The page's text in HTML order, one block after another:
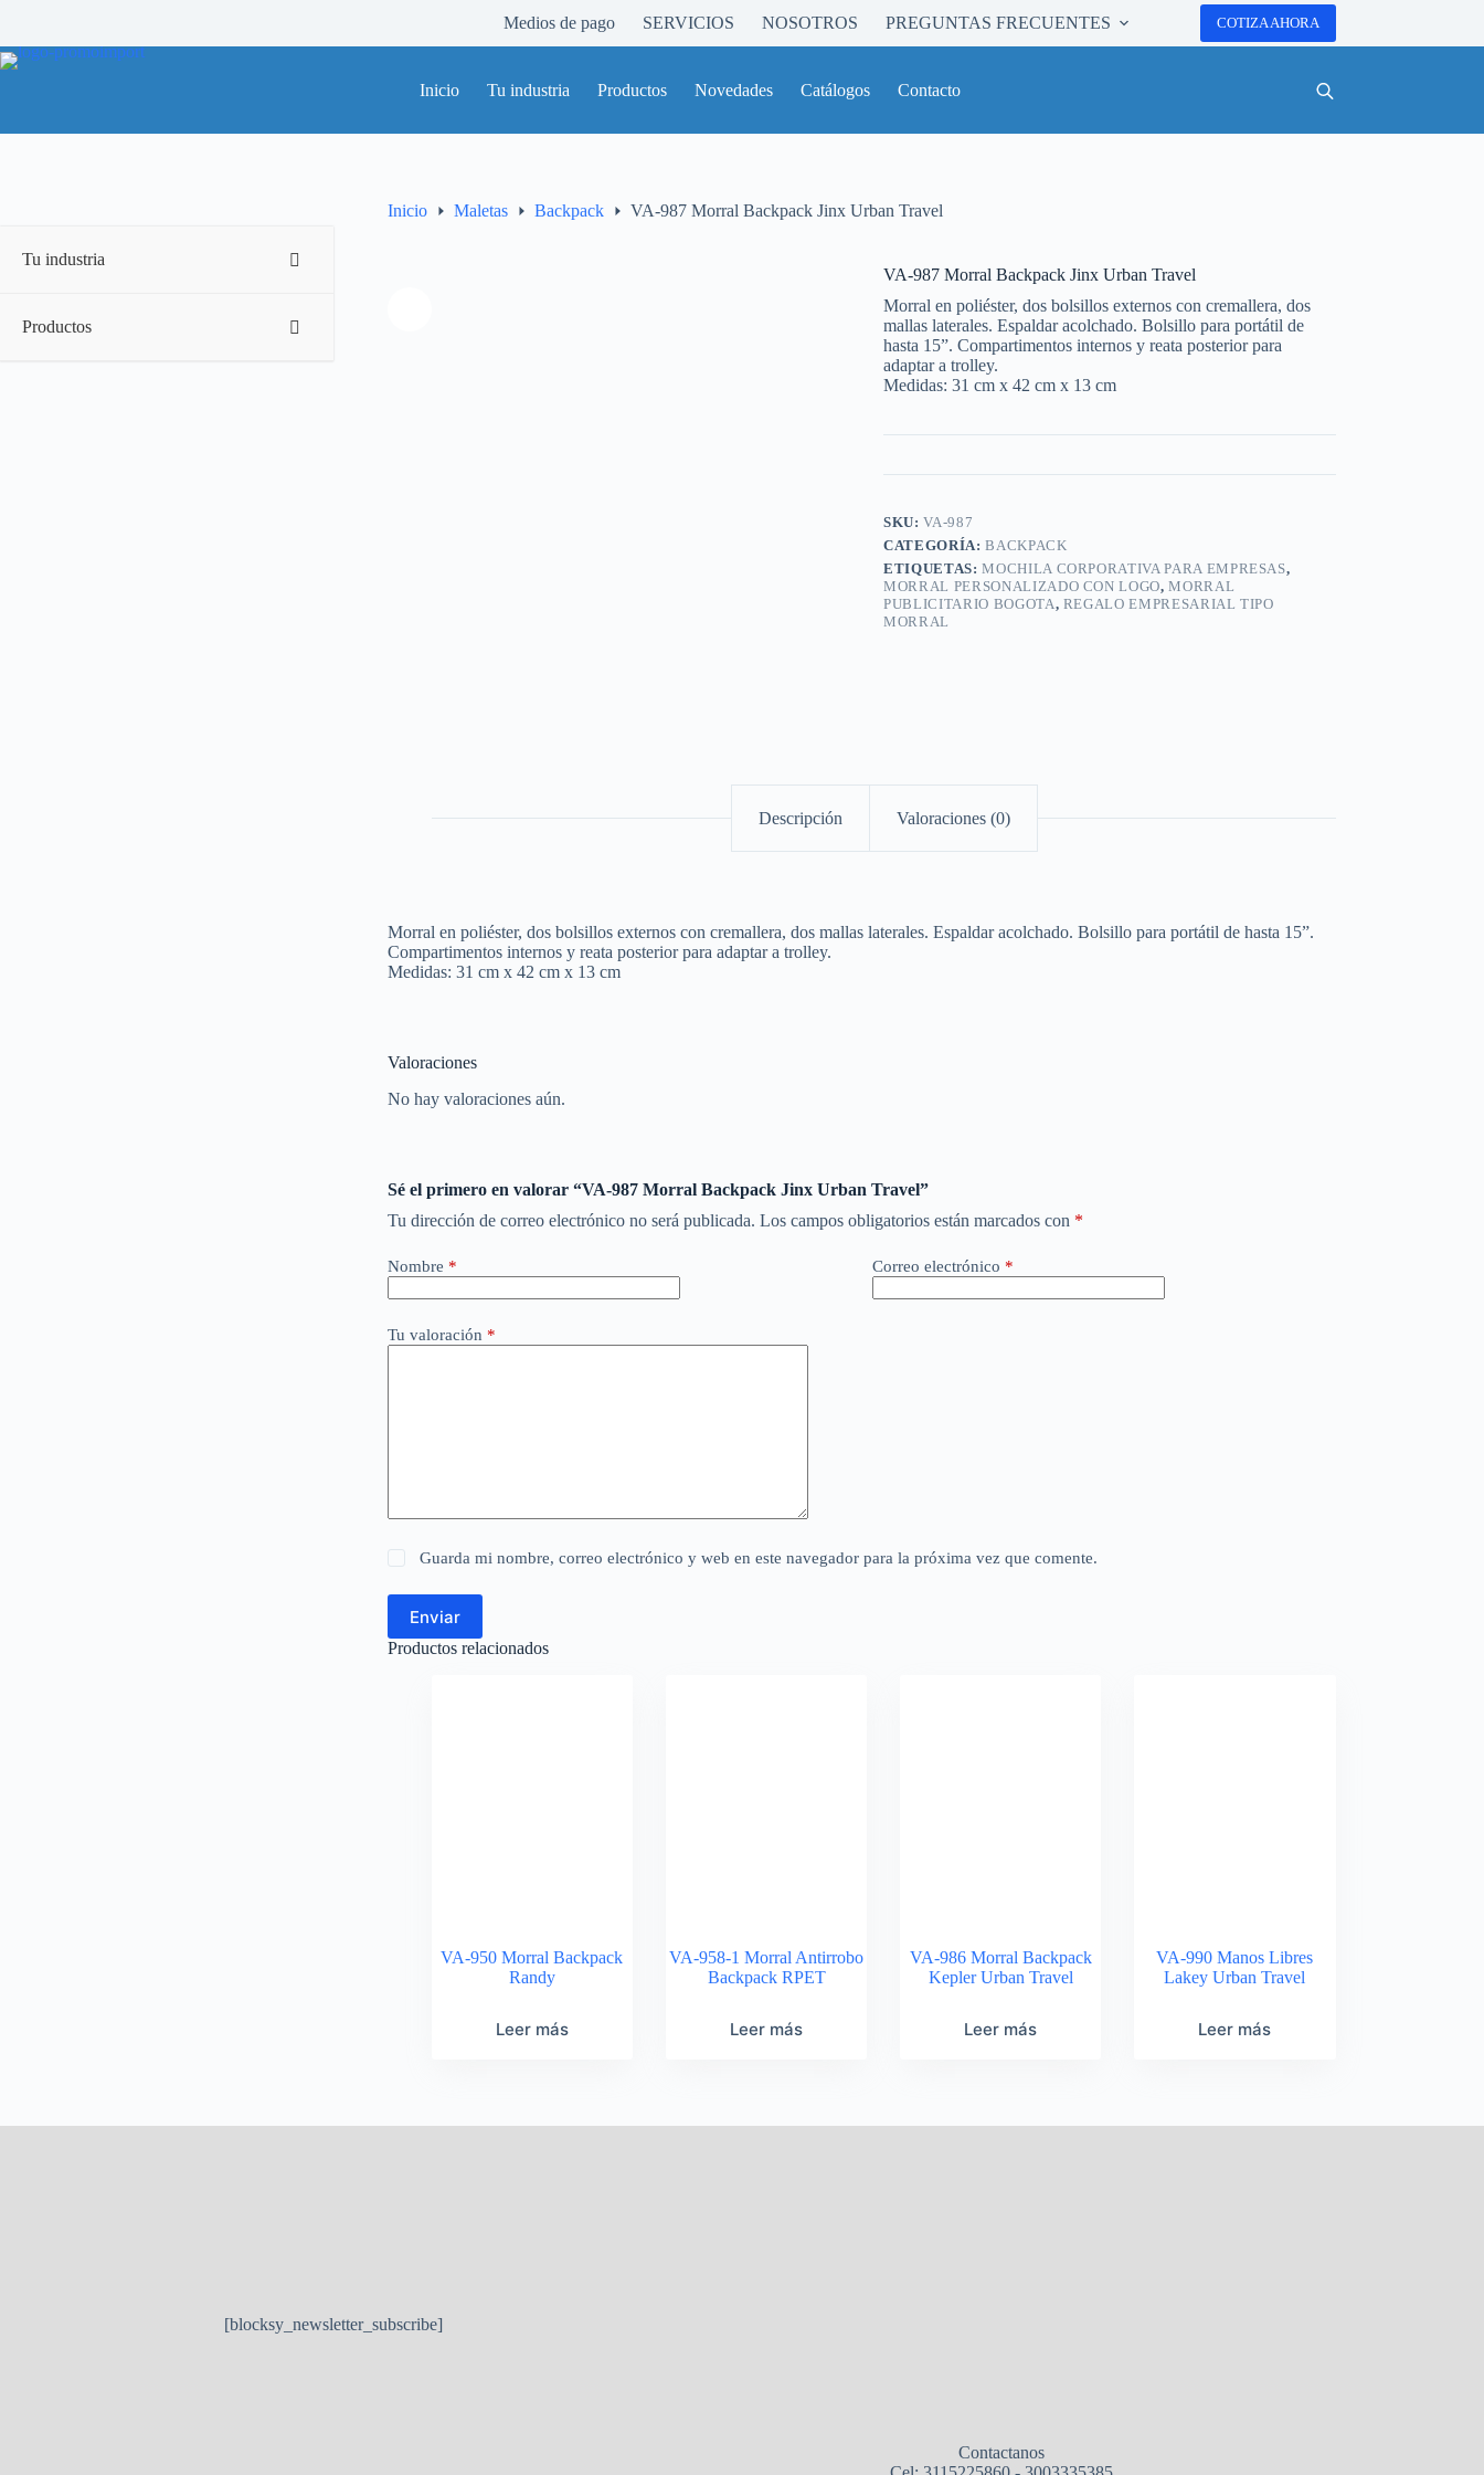
contenido
Medios de pago SERVICIOS NOSOTROS PREGUNTAS FRECUENTES COTIZA AHORA
Inicio Tu industria Productos Novedades Catálogos Contacto
Inicio Maletas Backpack VA-987 Morral Backpack Jinx Urban Travel
VA-987 Morral Backpack Jinx Urban Travel
Morral en poliéster, dos bolsillos externos con cremallera, dos
mallas laterales. Espaldar acolchado. Bolsillo para portátil de
hasta 15”. Compartimentos internos y reata posterior para
adaptar a trolley.
Medidas: 31 cm x 42 cm x 13 cm
SKU:VA-987
CATEGORÍA:BACKPACK
ETIQUETAS:MOCHILA CORPORATIVA PARA EMPRESAS,
MORRAL PERSONALIZADO CON LOGO,MORRAL
PUBLICITARIO BOGOTA, REGALO EMPRESARIAL TIPO
MORRAL
Descripción Valoraciones (0)
Morral en poliéster, dos bolsillos externos con cremallera, dos mallas laterales. Espaldar acolchado. Bolsillo para portátil de hasta 15”.
Compartimentos internos y reata posterior para adaptar a trolley.
Medidas: 31 cm x 42 cm x 13 cm
Valoraciones
No hay valoraciones aún.
Sé el primero en valorar “VA-987 Morral Backpack Jinx Urban Travel”
Tu dirección de correo electrónico no será publicada. Los campos obligatorios están marcados con *
Nombre * Correo electrónico *
Tu valoración *
Guarda mi nombre, correo electrónico y web en este navegador para la próxima vez que comente.
Enviar
Productos relacionados
VA-950 Morral Backpack
Randy
Leer más
VA-958-1 Morral Antirrobo
Backpack RPET
Leer más
VA-986 Morral Backpack
Kepler Urban Travel
Leer más
VA-990 Manos Libres
Lakey Urban Travel
Leer más
Tu industria
Productos
[blocksy_newsletter_subscribe]
Contactanos